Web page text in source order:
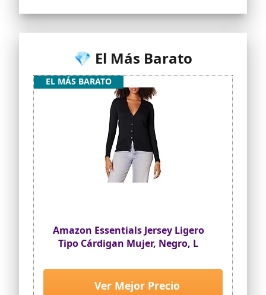
💎 El Más Barato
Amazon Essentials Jersey Ligero
Tipo Cárdigan Mujer, Negro, L
Ver Mejor Precio
EL MÁS BARATO